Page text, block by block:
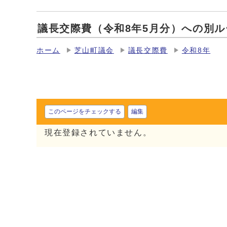
議長交際費（令和8年5月分）への別
ホーム 芝山町議会 議長交際費 令和8年
このページをチェックする 編集
現在登録されていません。